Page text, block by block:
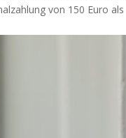
von 150 Euro als